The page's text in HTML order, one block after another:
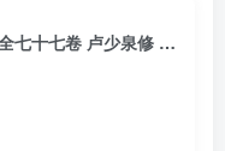
山东省日照市莒县《民国重修莒志》全七十七卷 卢少泉修 庄陔兰纂PDF电子版地方志下载